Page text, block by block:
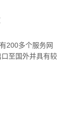
200多个服务网
至国外并具有较